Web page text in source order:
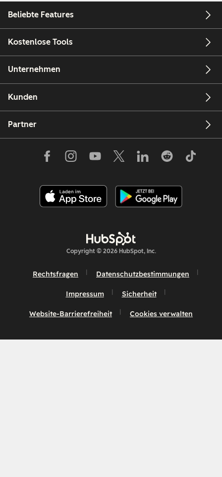
Beliebte Features
Kostenlose Tools
Unternehmen
Kunden
Partner
Copyright © 2026 HubSpot, Inc.
Rechtsfragen Datenschutzbestimmungen
Impressum Sicherheit
Website-Barrierefreiheit Cookies verwalten